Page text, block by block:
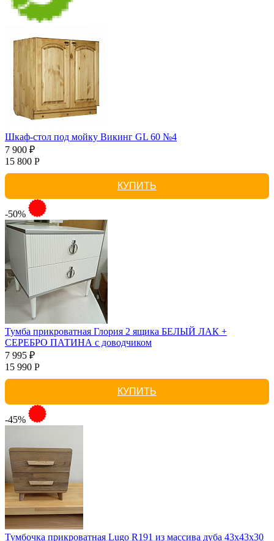
Шкаф-стол под мойку Викинг GL 60 №4
7 900 ₽
15 800 Р
КУПИТЬ
-50%
Тумба прикроватная Глория 2 ящика БЕЛЫЙ ЛАК +
СЕРЕБРО ПАТИНА с доводчиком
7 995 ₽
15 990 Р
КУПИТЬ
-45%
Тумбочка прикроватная Lugo R191 из массива дуба 43х43х30